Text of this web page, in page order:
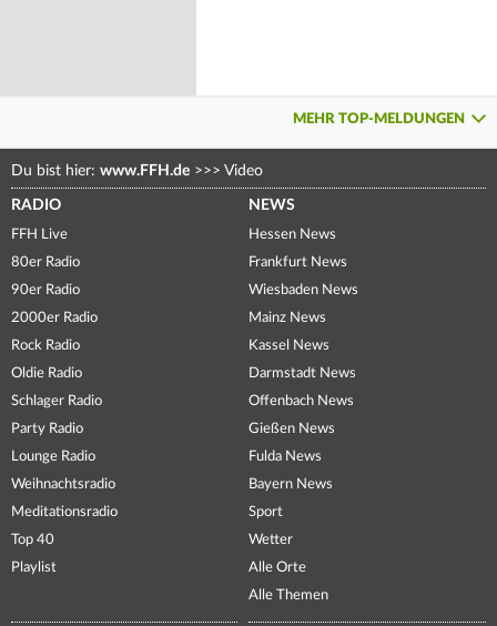
MEHR TOP-MELDUNGEN
Du bist hier: www.FFH.de >>> Video
RADIO
FFH Live
80er Radio
90er Radio
2000er Radio
Rock Radio
Oldie Radio
Schlager Radio
Party Radio
Lounge Radio
Weihnachtsradio
Meditationsradio
Top 40
Playlist
NEWS
Hessen News
Frankfurt News
Wiesbaden News
Mainz News
Kassel News
Darmstadt News
Offenbach News
Gießen News
Fulda News
Bayern News
Sport
Wetter
Alle Orte
Alle Themen